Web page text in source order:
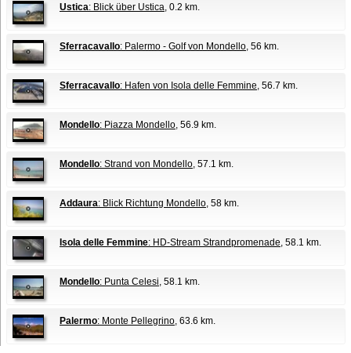
Ustica: Blick über Ustica , 0.2 km.
Sferracavallo: Palermo - Golf von Mondello , 56 km.
Sferracavallo: Hafen von Isola delle Femmine , 56.7 km.
Mondello: Piazza Mondello , 56.9 km.
Mondello: Strand von Mondello , 57.1 km.
Addaura: Blick Richtung Mondello , 58 km.
Isola delle Femmine: HD-Stream Strandpromenade , 58.1 km.
Mondello: Punta Celesi , 58.1 km.
Palermo: Monte Pellegrino , 63.6 km.